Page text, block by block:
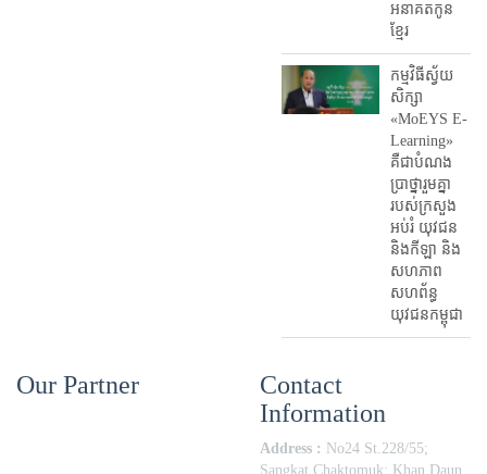
អនាគតកូន
ខ្មែរ
កម្មវិធីស្វ័យ
សិក្សា
«MoEYS E-
Learning»
គឺជាបំណង
ប្រាថ្នារួមគ្នា
របស់ក្រសួង
អប់រំ​ យុវជន
និងកីឡា និង
សហភាព
សហព័ន្ធ
យុវជនកម្ពុជា
Our Partner
Contact
Information
Address : No24 St.228/55;
Sangkat Chaktomuk; Khan Daun